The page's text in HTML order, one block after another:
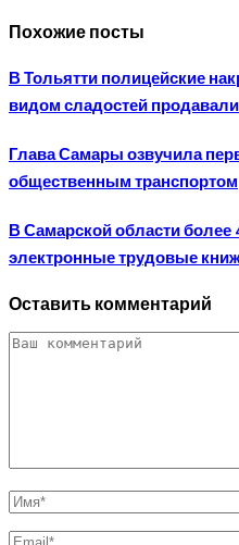
Похожие посты
В Тольятти полицейские
видом сладостей
Глава Самары озвучила
общественным транспортом
В Самарской области
электронные трудовые
Оставить комментарий